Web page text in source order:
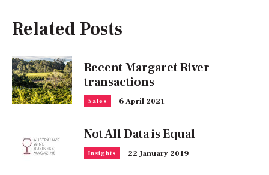
Related Posts
Recent Margaret River
transactions
Sales 6 April 2021
Not All Data is Equal
Insights 22 January 2019